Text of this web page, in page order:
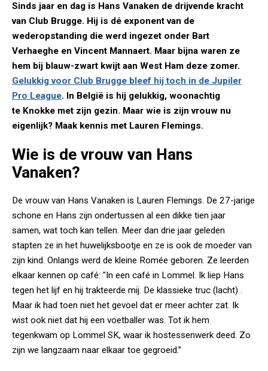
Sinds jaar en dag is Hans Vanaken de drijvende kracht
van Club Brugge. Hij is dé exponent van de
wederopstanding die werd ingezet onder Bart
Verhaeghe en Vincent Mannaert. Maar bijna waren ze
hem bij blauw-zwart kwijt aan West Ham deze zomer.
Gelukkig voor Club Brugge bleef hij toch in de Jupiler
Pro League. In België is hij gelukkig, woonachtig
te Knokke met zijn gezin. Maar wie is zijn vrouw nu
eigenlijk? Maak kennis met Lauren Flemings.
Wie is de vrouw van Hans
Vanaken?
De vrouw van Hans Vanaken is Lauren Flemings. De 27-jarige
schone en Hans zijn ondertussen al een dikke tien jaar
samen, wat toch kan tellen. Meer dan drie jaar geleden
stapten ze in het huwelijksbootje en ze is ook de moeder van
zijn kind. Onlangs werd de kleine Romée geboren. Ze leerden
elkaar kennen op café: "In een café in Lommel. Ik liep Hans
tegen het lijf en hij trakteerde mij. De klassieke truc (lacht) .
Maar ik had toen niet het gevoel dat er meer achter zat. Ik
wist ook niet dat hij een voetballer was. Tot ik hem
tegenkwam op Lommel SK, waar ik hostessenwerk deed. Zo
zijn we langzaam naar elkaar toe gegroeid.”